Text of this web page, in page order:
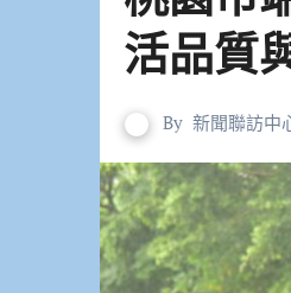
活品質
By 新聞聯訪中